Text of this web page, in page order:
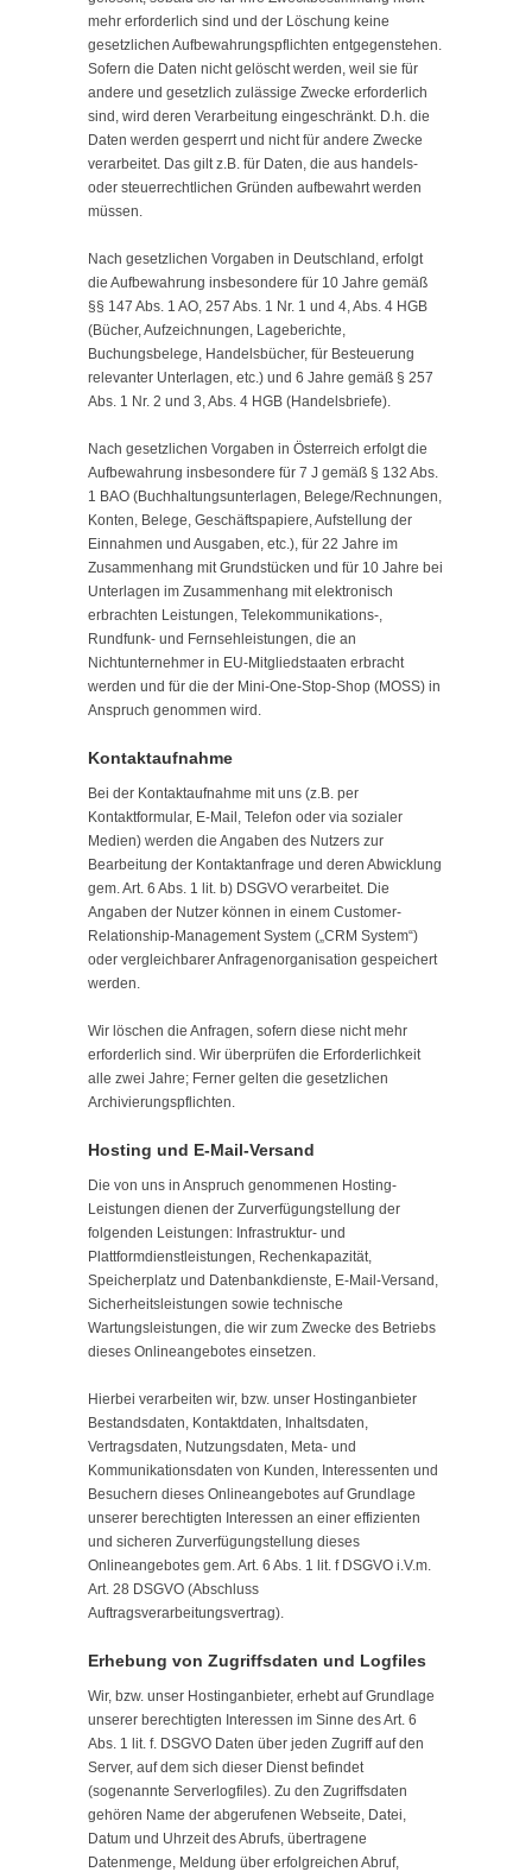
mehr erforderlich sind und der Löschung keine
gesetzlichen Aufbewahrungspflichten entgegenstehen.
Sofern die Daten nicht gelöscht werden, weil sie für
andere und gesetzlich zulässige Zwecke erforderlich
sind, wird deren Verarbeitung eingeschränkt. D.h. die
Daten werden gesperrt und nicht für andere Zwecke
verarbeitet. Das gilt z.B. für Daten, die aus handels-
oder steuerrechtlichen Gründen aufbewahrt werden
müssen.
Nach gesetzlichen Vorgaben in Deutschland, erfolgt
die Aufbewahrung insbesondere für 10 Jahre gemäß
§§ 147 Abs. 1 AO, 257 Abs. 1 Nr. 1 und 4, Abs. 4 HGB
(Bücher, Aufzeichnungen, Lageberichte,
Buchungsbelege, Handelsbücher, für Besteuerung
relevanter Unterlagen, etc.) und 6 Jahre gemäß § 257
Abs. 1 Nr. 2 und 3, Abs. 4 HGB (Handelsbriefe).
Nach gesetzlichen Vorgaben in Österreich erfolgt die
Aufbewahrung insbesondere für 7 J gemäß § 132 Abs.
1 BAO (Buchhaltungsunterlagen, Belege/Rechnungen,
Konten, Belege, Geschäftspapiere, Aufstellung der
Einnahmen und Ausgaben, etc.), für 22 Jahre im
Zusammenhang mit Grundstücken und für 10 Jahre bei
Unterlagen im Zusammenhang mit elektronisch
erbrachten Leistungen, Telekommunikations-,
Rundfunk- und Fernsehleistungen, die an
Nichtunternehmer in EU-Mitgliedstaaten erbracht
werden und für die der Mini-One-Stop-Shop (MOSS) in
Anspruch genommen wird.
Kontaktaufnahme
Bei der Kontaktaufnahme mit uns (z.B. per
Kontaktformular, E-Mail, Telefon oder via sozialer
Medien) werden die Angaben des Nutzers zur
Bearbeitung der Kontaktanfrage und deren Abwicklung
gem. Art. 6 Abs. 1 lit. b) DSGVO verarbeitet. Die
Angaben der Nutzer können in einem Customer-
Relationship-Management System („CRM System“)
oder vergleichbarer Anfragenorganisation gespeichert
werden.
Wir löschen die Anfragen, sofern diese nicht mehr
erforderlich sind. Wir überprüfen die Erforderlichkeit
alle zwei Jahre; Ferner gelten die gesetzlichen
Archivierungspflichten.
Hosting und E-Mail-Versand
Die von uns in Anspruch genommenen Hosting-
Leistungen dienen der Zurverfügungstellung der
folgenden Leistungen: Infrastruktur- und
Plattformdienstleistungen, Rechenkapazität,
Speicherplatz und Datenbankdienste, E-Mail-Versand,
Sicherheitsleistungen sowie technische
Wartungsleistungen, die wir zum Zwecke des Betriebs
dieses Onlineangebotes einsetzen.
Hierbei verarbeiten wir, bzw. unser Hostinganbieter
Bestandsdaten, Kontaktdaten, Inhaltsdaten,
Vertragsdaten, Nutzungsdaten, Meta- und
Kommunikationsdaten von Kunden, Interessenten und
Besuchern dieses Onlineangebotes auf Grundlage
unserer berechtigten Interessen an einer effizienten
und sicheren Zurverfügungstellung dieses
Onlineangebotes gem. Art. 6 Abs. 1 lit. f DSGVO i.V.m.
Art. 28 DSGVO (Abschluss
Auftragsverarbeitungsvertrag).
Erhebung von Zugriffsdaten und Logfiles
Wir, bzw. unser Hostinganbieter, erhebt auf Grundlage
unserer berechtigten Interessen im Sinne des Art. 6
Abs. 1 lit. f. DSGVO Daten über jeden Zugriff auf den
Server, auf dem sich dieser Dienst befindet
(sogenannte Serverlogfiles). Zu den Zugriffsdaten
gehören Name der abgerufenen Webseite, Datei,
Datum und Uhrzeit des Abrufs, übertragene
Datenmenge, Meldung über erfolgreichen Abruf,